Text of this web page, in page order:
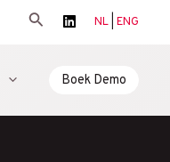
Zoeken NL ENG
Boek Demo